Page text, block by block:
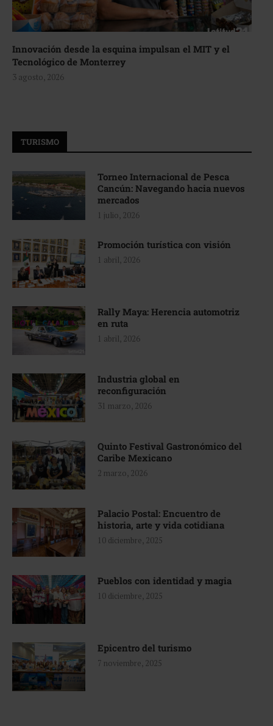
Innovación desde la esquina impulsan el MIT y el
Tecnológico de Monterrey
3 agosto, 2026
TURISMO
Torneo Internacional de Pesca
Cancún: Navegando hacia nuevos
mercados
1 julio, 2026
Promoción turística con visión
1 abril, 2026
Rally Maya: Herencia automotriz
en ruta
1 abril, 2026
Industria global en
reconfiguración
31 marzo, 2026
Quinto Festival Gastronómico del
Caribe Mexicano
2 marzo, 2026
Palacio Postal: Encuentro de
historia, arte y vida cotidiana
10 diciembre, 2025
Pueblos con identidad y magia
10 diciembre, 2025
Epicentro del turismo
7 noviembre, 2025